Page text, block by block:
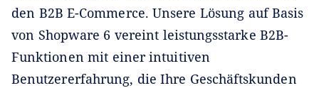
den B2B E-Commerce. Unsere Lösung auf Basis
von Shopware 6 vereint leistungsstarke B2B-
Funktionen mit einer intuitiven
Benutzererfahrung, die Ihre Geschäftskunden